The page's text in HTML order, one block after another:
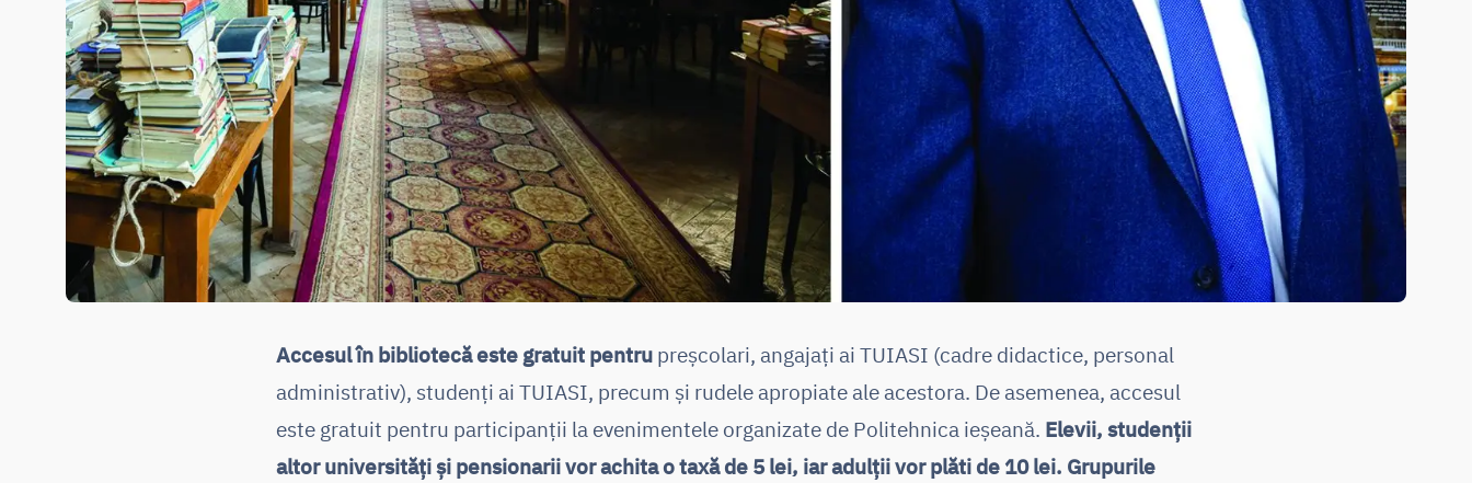
Accesul în bibliotecă este gratuit pentru preșcolari, angajați ai TUIASI (cadre didactice, personal
administrativ), studenți ai TUIASI, precum și rudele apropiate ale acestora. De asemenea, accesul
este gratuit pentru participanții la evenimentele organizate de Politehnica ieșeană. Elevii, studenții
altor universități și pensionarii vor achita o taxă de 5 lei, iar adulții vor plăti de 10 lei. Grupurile